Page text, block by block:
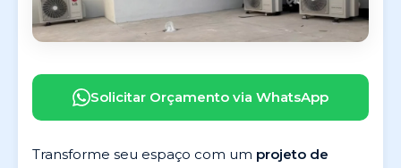
Solicitar Orçamento via WhatsApp
Transforme seu espaço com um projeto de